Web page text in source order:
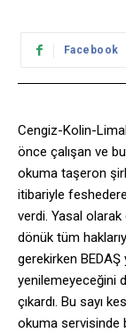
Facebook
Cengiz-Kolin-
önce çalışan ve
okuma taşeron
itibariyle
verdi. Yasal
dönük tüm
gerekirken
yenilemeyeceğini
çıkardı. Bu sayı
okuma servisinde